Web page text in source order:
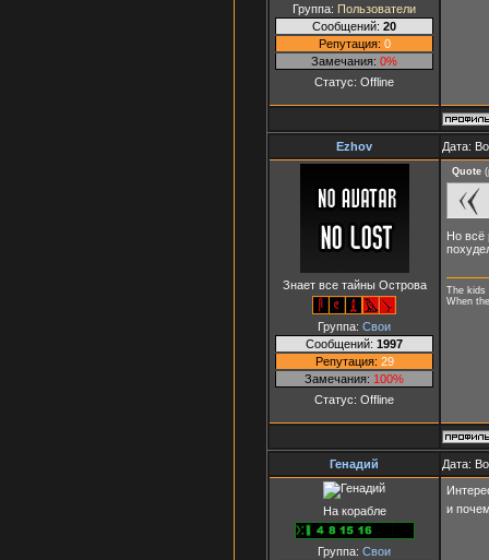
Группа: Пользователи
Сообщений: 20
Репутация: 0
Замечания: 0%
Статус: Offline
Ezhov Дата:
Знает все тайны Острова
Группа: Свои
Сообщений: 1997
Репутация: 29
Замечания: 100%
Статус: Offline
Quote (
Но всё
The kids
When
Генадий Дата:
На корабле
Группа: Свои
и